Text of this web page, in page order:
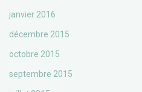
janvier 2016
décembre 2015
octobre 2015
septembre 2015